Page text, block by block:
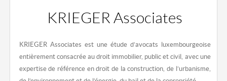
KRIEGER Associates
KRIEGER Associates est une étude d’avocats luxembourgeoise
entièrement consacrée au droit immobilier, public et civil, avec une
expertise de référence en droit de la construction, de l’urbanisme,